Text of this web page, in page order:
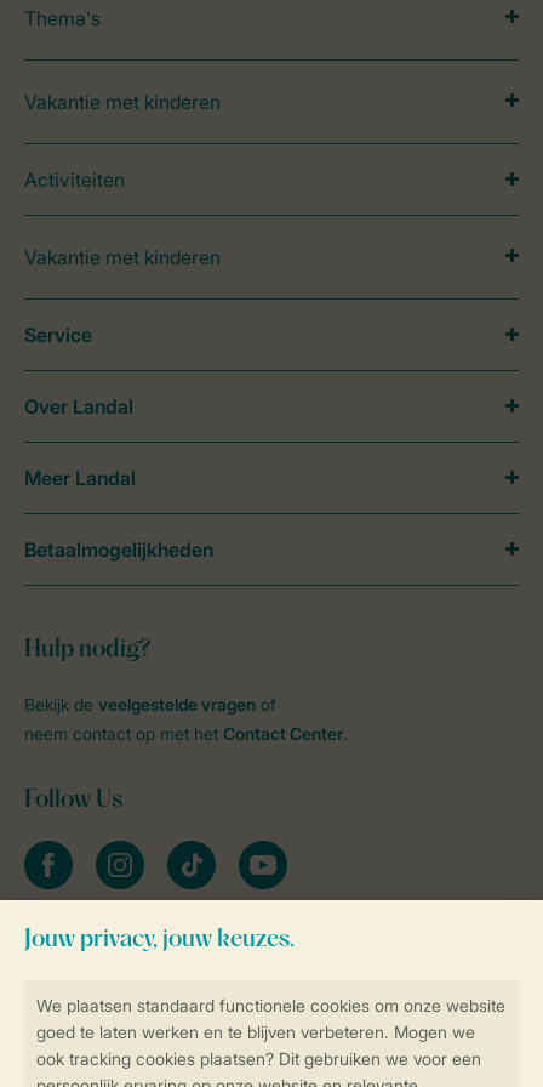
Veilig en snel online boeken
Thema's
Vakantie met kinderen
Activiteiten
Vakantie met kinderen
Hulp nodig?
Bekijk de veelgestelde vragen of
neem contact op met het Contact Center.
Follow Us
facebookinstagramtiktok youtube
Blijf op de hoogte
Service
Over Landal
Meer Landal
Betaalmogelijkheden